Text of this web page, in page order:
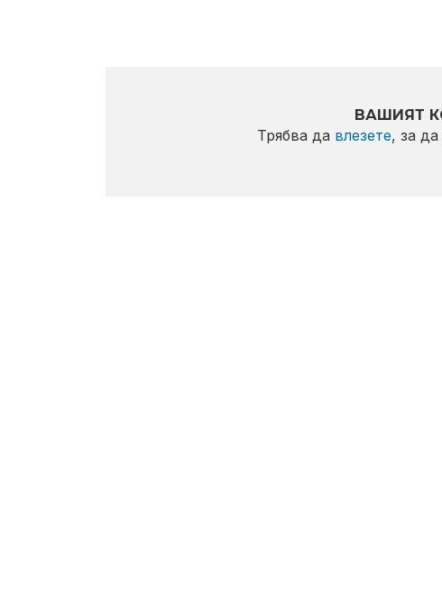
ВАШИЯТ
Трябва да влезете, за